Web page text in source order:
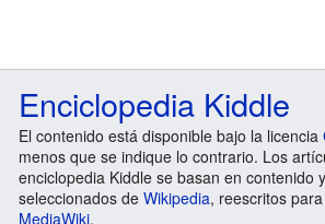
Enciclopedia Kiddle
El contenido está disponible bajo la licencia
menos que se indique lo contrario. Los
enciclopedia Kiddle se basan en contenido
seleccionados de Wikipedia, reescritos
MediaWiki.